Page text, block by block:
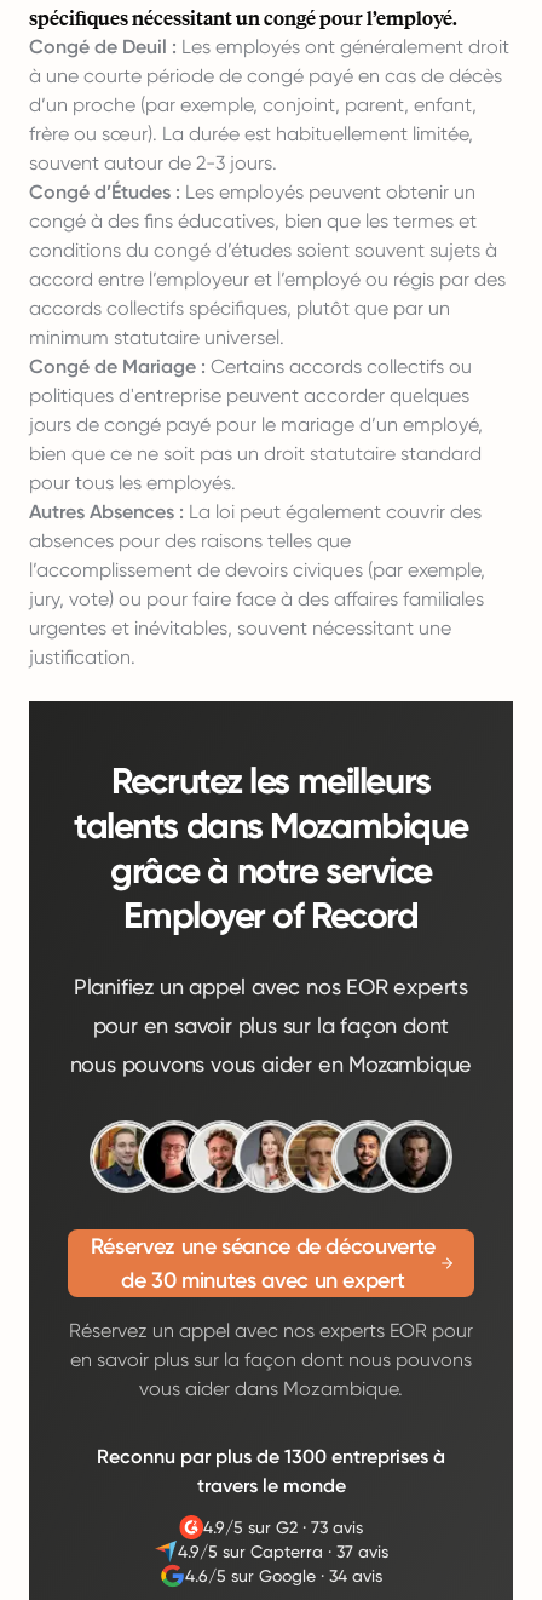
spécifiques nécessitant un congé pour l’employé.
Congé de Deuil : Les employés ont généralement droit
à une courte période de congé payé en cas de décès
d’un proche (par exemple, conjoint, parent, enfant,
frère ou sœur). La durée est habituellement limitée,
souvent autour de 2-3 jours.
Congé d’Études : Les employés peuvent obtenir un
congé à des fins éducatives, bien que les termes et
conditions du congé d’études soient souvent sujets à
accord entre l’employeur et l’employé ou régis par des
accords collectifs spécifiques, plutôt que par un
minimum statutaire universel.
Congé de Mariage : Certains accords collectifs ou
politiques d'entreprise peuvent accorder quelques
jours de congé payé pour le mariage d’un employé,
bien que ce ne soit pas un droit statutaire standard
pour tous les employés.
Autres Absences : La loi peut également couvrir des
absences pour des raisons telles que
l’accomplissement de devoirs civiques (par exemple,
jury, vote) ou pour faire face à des affaires familiales
urgentes et inévitables, souvent nécessitant une
justification.
Recrutez les meilleurs
talents dans Mozambique
grâce à notre service
Employer of Record
Planifiez un appel avec nos EOR experts
pour en savoir plus sur la façon dont
nous pouvons vous aider en Mozambique
Réservez une séance de découverte
de 30 minutes avec un expert
Réservez un appel avec nos experts EOR pour
en savoir plus sur la façon dont nous pouvons
vous aider dans Mozambique.
Reconnu par plus de 1300 entreprises à
travers le monde
4.9/5 sur G2 ·73 avis
4.9/5 sur Capterra ·37 avis
4.6/5 sur Google· 34 avis